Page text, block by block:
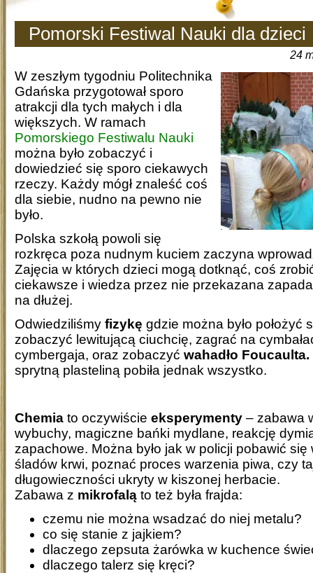
Pomorski Festiwal Nauki dla dzieci
24
W zeszłym tygodniu Politechnika
Gdańska przygotował sporo
atrakcji dla tych małych i dla
większych. W ramach
Pomorskiego Festiwalu Nauki
można było zobaczyć i
dowiedzieć się sporo ciekawych
rzeczy. Każdy mógł znaleść coś
dla siebie, nudno na pewno nie
było.
Polska szkołą powoli się
rozkręca poza nudnym kuciem zaczyna
Zajęcia w których dzieci mogą dotknąć, coś
ciekawsze i wiedza przez nie przekazana zapada
na dłużej.
Odwiedziliśmy fizykę gdzie można było położyć
zobaczyć lewitującą ciuchcię, zagrać na
cymbergaja, oraz zobaczyć wahadło Foucaulta.
sprytną plasteliną pobiła jednak wszystko.
Chemia to oczywiście eksperymenty – zabawa
wybuchy, magiczne bańki mydlane, reakcję
zapachowe. Można było jak w policji pobawić
śladów krwi, poznać proces warzenia piwa, czy
długowieczności ukryty w kiszonej herbacie.
Zabawa z mikrofalą to też była frajda:
czemu nie można wsadzać do niej metalu?
co się stanie z jajkiem?
dlaczego zepsuta żarówka w kuchence
dlaczego talerz się kręci?